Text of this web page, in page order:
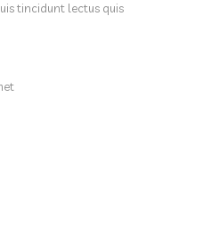
tincidunt lectus quis